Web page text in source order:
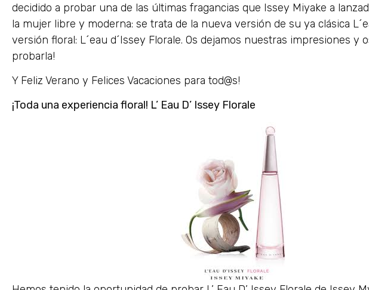
decidido a probar una de las últimas fragancias que Issey Miyake a
la mujer libre y moderna: se trata de la nueva versión de su ya clásica
versión floral: L´eau d´Issey Florale. Os dejamos nuestras impresiones y
probarla!
Y Feliz Verano y Felices Vacaciones para tod@s!
¡Toda una experiencia floral! L’ Eau D’ Issey Florale